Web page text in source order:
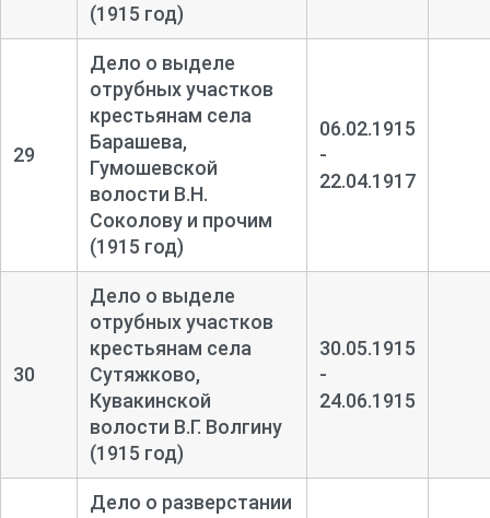
(1915 год)
29
Дело о выделе
отрубных участков
крестьянам села
Барашева,
Гумошевской
волости В.Н.
Соколову и прочим
(1915 год)
06.02.1915
-
22.04.1917
30
Дело о выделе
отрубных участков
крестьянам села
Сутяжково,
Кувакинской
волости В.Г. Волгину
(1915 год)
30.05.1915
-
24.06.1915
Дело о разверстании